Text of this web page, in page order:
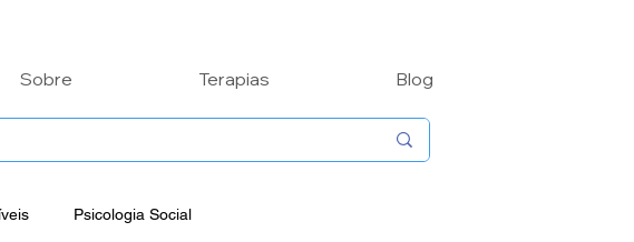
Sobre Terapias Blog
Psicologia Social